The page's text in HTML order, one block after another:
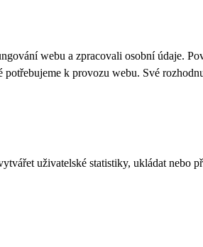
webu a zpracovali osobní údaje.
k provozu webu. Své
uživatelské statistiky, ukládat nebo